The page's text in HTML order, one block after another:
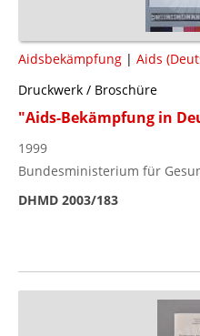
Aidsbekämpfung | Aids
Druckwerk / Broschüre
"Aids-Bekämpfung in
1999
Bundesministerium für
DHMD 2003/183